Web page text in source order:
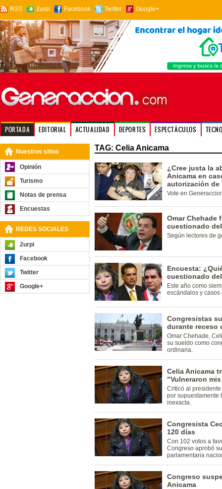
RSS 2urpi Facebook Twitter Google+
PORTADA EDITORIAL ACTUALIDAD DEPORTES ESPECTÁCULOS
Nuestros sitios
Opinión
Turismo
Notas de prensa
Encuestas
REDES SOCIALES
2urpi
Facebook
Twitter
Google+
TAG: Celia Anicama
¿Cree justa la
Anicama en
autorización de
Vote en
Omar Chehade
cuestionado del
Según lectores de
Encuesta:
cuestionado
Este año como
escándalos y casos
Congresistas
durante receso
Omar Chehade,
su sueldo como
ordinaria.
Celia Anicama
"Vulneraron
Criticó al
por supuestamente
inexacta.
Congresista
120 días
Con 102 votos a
Congreso aprobó
parlamentaria
Congreso
Anicama